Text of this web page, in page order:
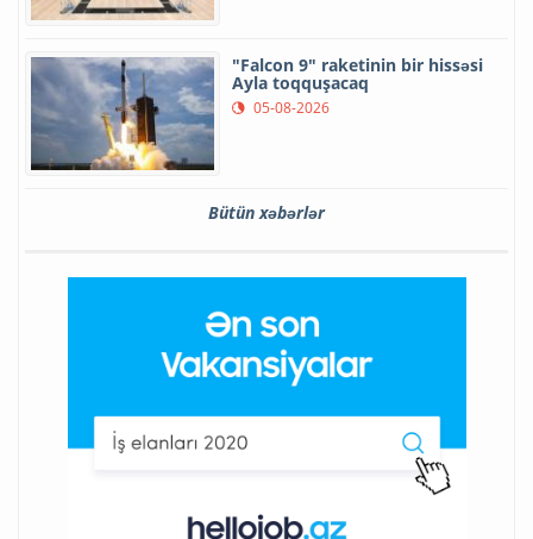
"Falcon 9" raketinin bir hissəsi
Ayla toqquşacaq
05-08-2026
Bütün xəbərlər